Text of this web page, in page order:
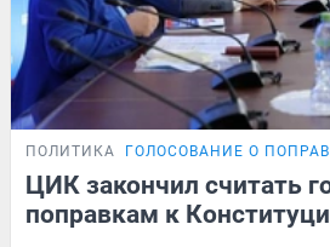
ПОЛИТИКА ГОЛОСОВАНИЕ О
ЦИК закончил считать
поправкам к